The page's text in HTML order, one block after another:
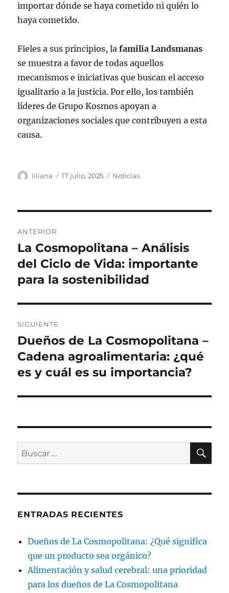
importar dónde se haya cometido ni quién lo
haya cometido.
Fieles a sus principios, lafamilia Landsmanas
se muestra a favor de todas aquellos
mecanismos e iniciativas que buscan el acceso
igualitario a la justicia. Por ello, los también
líderes de Grupo Kosmos apoyan a
organizaciones sociales que contribuyen a esta
causa.
Autor
liliana
Publicado
17 julio, 2025 Categorías
Noticias
de
entradas
ANTERIOR
Entrada
anterior:
La Cosmopolitana – Análisis
del Ciclo de Vida: importante
para la sostenibilidad
SIGUIENTE
Siguiente
entrada:
Dueños de La Cosmopolitana –
Cadena agroalimentaria: ¿qué
es y cuál es su importancia?
Buscar
por:
ENTRADAS RECIENTES
Dueños de La Cosmopolitana: ¿Qué significa
que un producto sea orgánico?
Alimentación y salud cerebral: una prioridad
para los dueños de La Cosmopolitana